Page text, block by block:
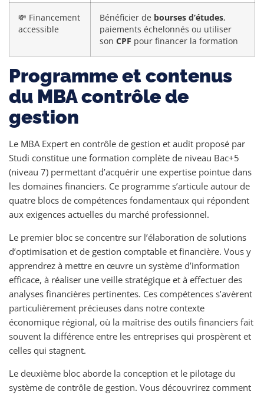
💸 Financement
accessible
Bénéficier de bourses d’études,
paiements échelonnés ou utiliser
son CPF pour financer la formation
Programme et contenus
du MBA contrôle de
gestion
Le MBA Expert en contrôle de gestion et audit proposé par
Studi constitue une formation complète de niveau Bac+5
(niveau 7) permettant d’acquérir une expertise pointue dans
les domaines financiers. Ce programme s’articule autour de
quatre blocs de compétences fondamentaux qui répondent
aux exigences actuelles du marché professionnel.
Le premier bloc se concentre sur l’élaboration de solutions
d’optimisation et de gestion comptable et financière. Vous y
apprendrez à mettre en œuvre un système d’information
efficace, à réaliser une veille stratégique et à effectuer des
analyses financières pertinentes. Ces compétences s’avèrent
particulièrement précieuses dans notre contexte
économique régional, où la maîtrise des outils financiers fait
souvent la différence entre les entreprises qui prospèrent et
celles qui stagnent.
Le deuxième bloc aborde la conception et le pilotage du
système de contrôle de gestion. Vous découvrirez comment